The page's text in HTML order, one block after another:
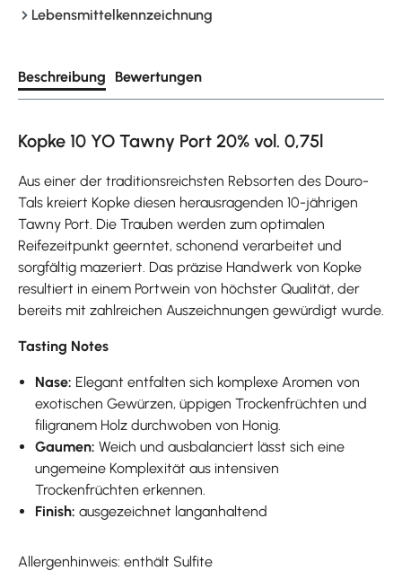
Lebensmittelkennzeichnung
Beschreibung Bewertungen
Kopke 10 YO Tawny Port 20% vol. 0,75l
Aus einer der traditionsreichsten Rebsorten des Douro-
Tals kreiert Kopke diesen herausragenden 10-jährigen
Tawny Port. Die Trauben werden zum optimalen
Reifezeitpunkt geerntet, schonend verarbeitet und
sorgfältig mazeriert. Das präzise Handwerk von Kopke
resultiert in einem Portwein von höchster Qualität, der
bereits mit zahlreichen Auszeichnungen gewürdigt wurde.
Tasting Notes
Nase: Elegant entfalten sich komplexe Aromen von
exotischen Gewürzen, üppigen Trockenfrüchten und
filigranem Holz durchwoben von Honig.
Gaumen:Weich und ausbalanciert lässt sich eine
ungemeine Komplexität aus intensiven
Trockenfrüchten erkennen.
Finish:ausgezeichnet langanhaltend
Allergenhinweis: enthält Sulfite